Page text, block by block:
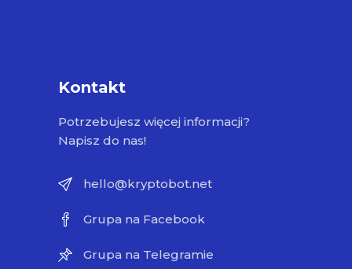
Kontakt
Potrzebujesz więcej informacji?
Napisz do nas!
hello@kryptobot.net
Grupa na Facebook
Grupa na Telegramie